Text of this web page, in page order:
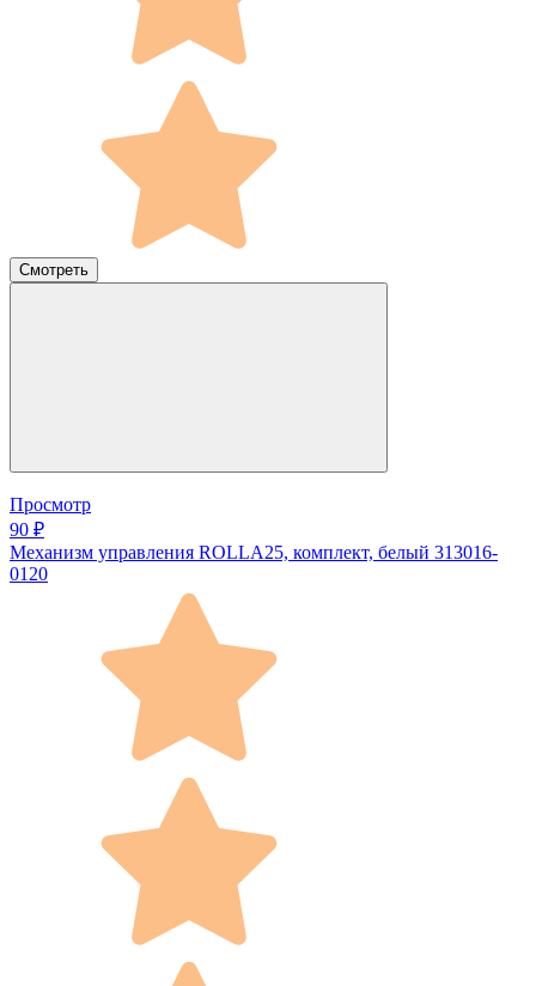
Смотреть
Просмотр
90 ₽
Механизм управления ROLLA25, комплект, белый 313016-
0120